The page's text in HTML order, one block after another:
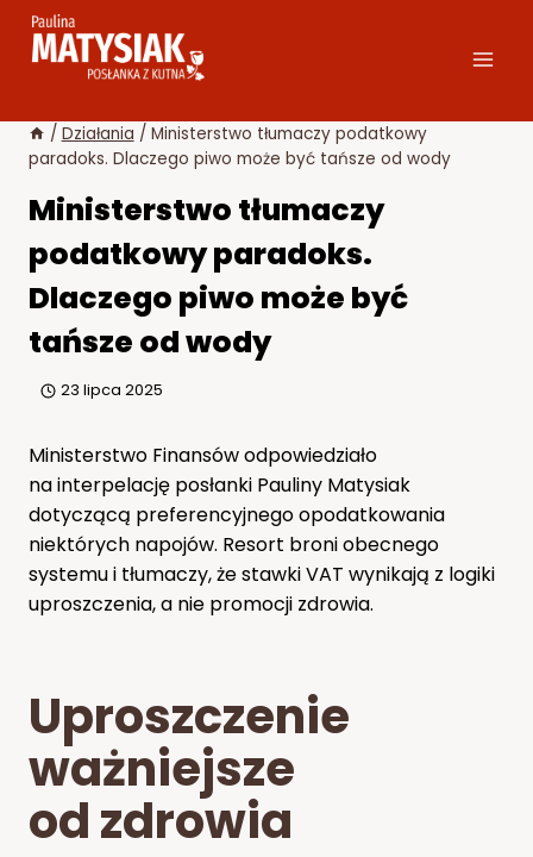
Przejdź
/ Działania / Ministerstwo tłumaczy podatkowy
paradoks. Dlaczego piwo może być tańsze od wody
Ministerstwo tłumaczy
podatkowy paradoks.
Dlaczego piwo może być
tańsze od wody
23 lipca 2025
Ministerstwo Finansów odpowiedziało
na interpelację posłanki Pauliny Matysiak
dotyczącą preferencyjnego opodatkowania
niektórych napojów. Resort broni obecnego
systemu i tłumaczy, że stawki VAT wynikają z logiki
uproszczenia, a nie promocji zdrowia.
Uproszczenie
ważniejsze
od zdrowia